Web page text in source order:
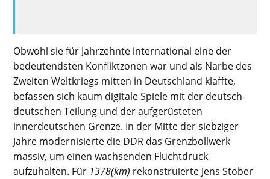
Obwohl sie für Jahrzehnte international eine der
bedeutendsten Konfliktzonen war und als Narbe des
Zweiten Weltkriegs mitten in Deutschland klaffte,
befassen sich kaum digitale Spiele mit der deutsch-
deutschen Teilung und der aufgerüsteten
innerdeutschen Grenze. In der Mitte der siebziger
Jahre modernisierte die DDR das Grenzbollwerk
massiv, um einen wachsenden Fluchtdruck
aufzuhalten. Für 1378(km) rekonstruierte Jens Stober